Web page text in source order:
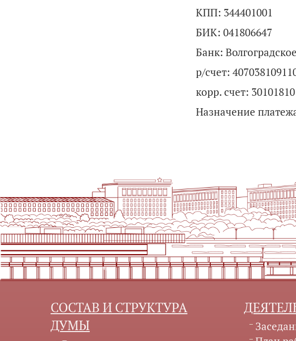
КПП: 344401001
БИК: 041806647
Банк:
р/счет:
корр. счет:
Назначение
СОСТАВ И СТРУКТУРА
ДУМЫ